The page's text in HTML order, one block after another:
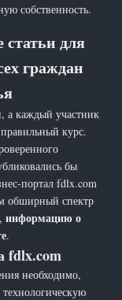
собственность.
для
граждан
а каждый участник
курс.
бы
портал fdlx.com
обширный спектр
информацию о
.
fdlx.com
необходимо,